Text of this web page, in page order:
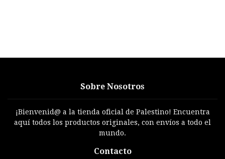
Sobre Nosotros
¡Bienvenid@ a la tienda oficial de Palestino! Encuentra
aquí todos los productos originales, con envíos a todo el
mundo.
Contacto